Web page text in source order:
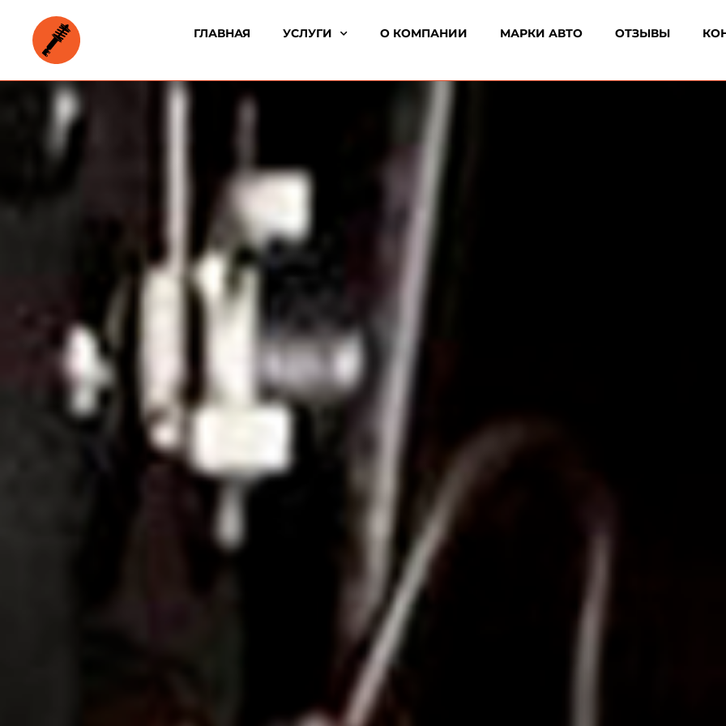
ГЛАВНАЯ УСЛУГИ О КОМПАНИИ МАРКИ АВТО ОТЗЫВЫ